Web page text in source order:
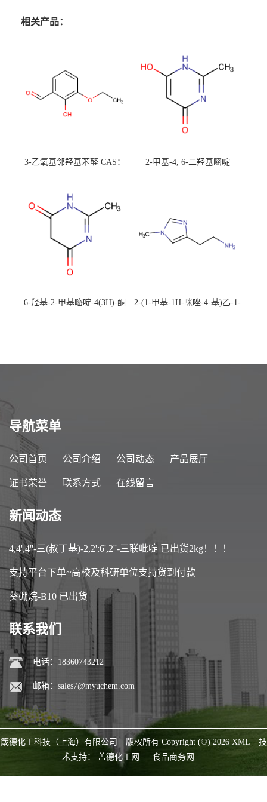
相关产品：
3-乙氧基邻羟基苯醛 CAS：
校可先用后付
2-甲基-4, 6-二羟基嘧啶
6-羟基-2-甲基嘧啶-4(3H)-酮
2-(1-甲基-1H-咪唑-4-基)乙-1-
导航菜单
公司首页 公司介绍 公司动态 产品展厅
证书荣誉 联系方式 在线留言
新闻动态
4,4',4''-三(叔丁基)-2,2':6',2''-三联吡啶 已出货2kg！！！
支持平台下单~高校及科研单位支持货到付款
葵硼烷-B10 已出货
联系我们
电话：18360743212
邮箱： sales7@myuchem.com
箴德化工科技（上海）有限公司 版权所有 Copyright (©) 2026 XML
技
术支持： 盖德化工网 食品商务网